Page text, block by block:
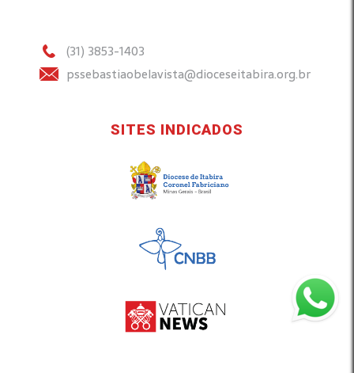
(31) 3853-1403
pssebastiaobelavista@dioceseitabira.org.br
SITES INDICADOS